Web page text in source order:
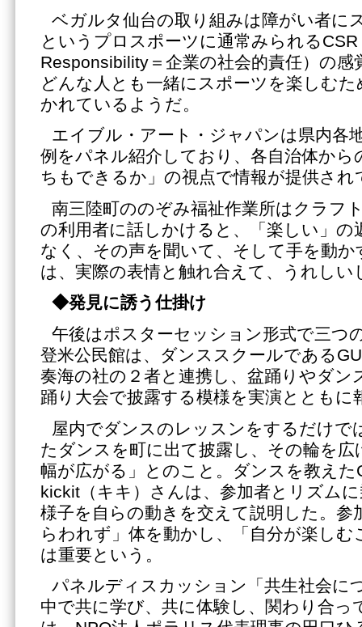
ベガルタ仙台の取り組みは障がい者に
というプロスポーツに通常みられる
Responsibility＝企業の社会的責任）の
どんな人とも一緒にスポーツを楽しむ
かれているようだ。
エイブル・アート・ジャパンは県内各
例をパネル紹介しており、各自治体から
ちもできるか」の視点で情報が提供され
南三陸町ののぞみ福祉作業所はクラフ
の利用者に話しかけると、「楽しい」の
なく、その声を聞いて、そして手を動
は、実際の表情と触れ合えて、うれしい
◆発見に誘う仕掛け
午後はポスターセッション形式で三つ
登米公民館は、ダンススクールである
奏海の社の２者と連携し、盆踊りやダン
踊り大会で披露する模様を実演とともに
屋内でダンスのレッスンをするだけで
たダンスを町に出て披露し、その輪を
幅が広がる」とのこと。ダンスを教えた
kickit（キキ）さんは、参加者とリズム
様子を自らの動きを交えて説明した。参
らわれず」体を動かし、「自分が楽し
は重要という。
パネルディスカッション「共生社会に
中で共に学び、共に体験し、関わり合っ